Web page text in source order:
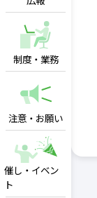
制度・業務
注意・お願い
催し・イベン
ト